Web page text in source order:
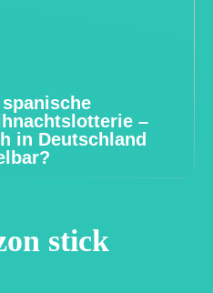
spanische
–
in Deutschland
stick